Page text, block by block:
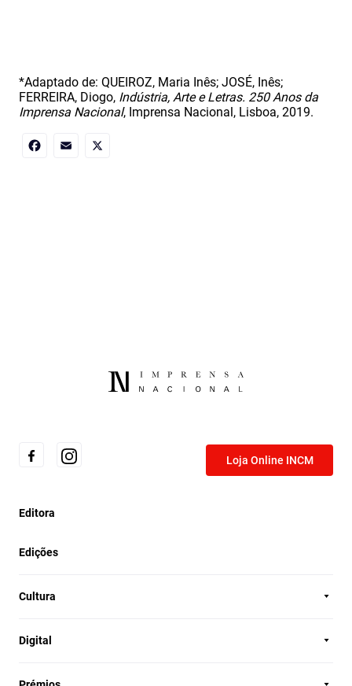
*Adaptado de: QUEIROZ, Maria Inês; JOSÉ, Inês;
FERREIRA, Diogo, Indústria, Arte e Letras. 250 Anos da
Imprensa Nacional, Imprensa Nacional, Lisboa, 2019.
Loja Online INCM
Editora
Edições
Cultura
Digital